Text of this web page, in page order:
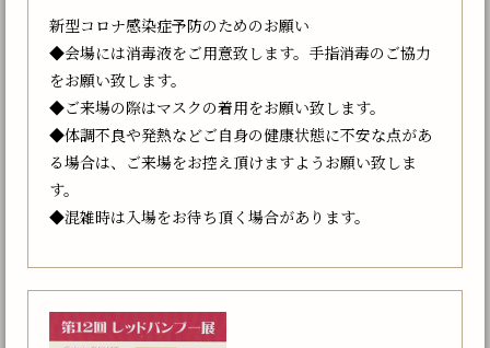
新型コロナ感染症予防のためのお願い
◆会場には消毒液をご用意致します。手指消毒のご協力
をお願い致します。
◆ご来場の際はマスクの着用をお願い致します。
◆体調不良や発熱などご自身の健康状態に不安な点があ
る場合は、ご来場をお控え頂けますようお願い致しま
す。
◆混雑時は入場をお待ち頂く場合があります。